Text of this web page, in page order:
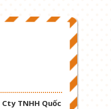
Cty TNHH Quốc